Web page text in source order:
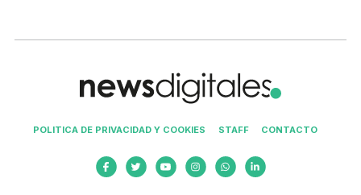
POLITICA DE PRIVACIDAD Y COOKIES STAFF CONTACTO